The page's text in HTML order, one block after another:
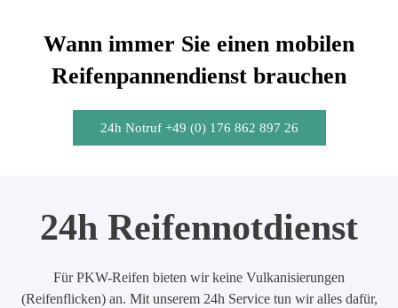
Wann immer Sie einen mobilen
Reifenpannendienst brauchen
24h Notruf +49 (0) 176 862 897 26
24h Reifennotdienst
Für PKW-Reifen bieten wir keine Vulkanisierungen
(Reifenflicken) an. Mit unserem 24h Service tun wir alles dafür,